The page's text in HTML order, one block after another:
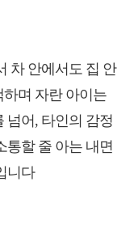
차 안에서도 집 안
며 자란 아이는
넘어, 타인의 감정
통할 줄 아는 내면
니다